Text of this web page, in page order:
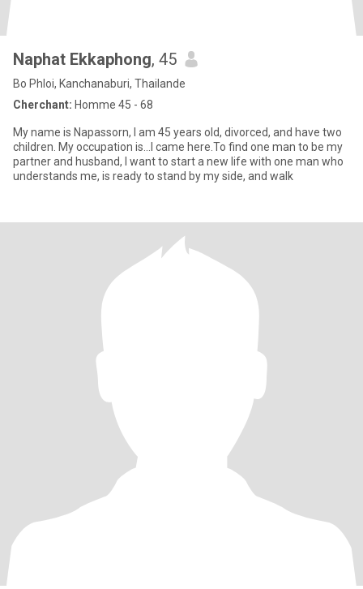
Naphat Ekkaphong, 45
Bo Phloi, Kanchanaburi, Thailande
Cherchant: Homme 45 - 68
My name is Napassorn, I am 45 years old, divorced, and have two
children. My occupation is...I came here.To find one man to be my
partner and husband, I want to start a new life with one man who
understands me, is ready to stand by my side, and walk